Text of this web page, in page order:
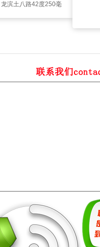
龙滨土八路42度250毫